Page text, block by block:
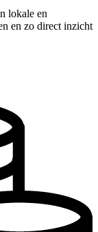
lokale en
en zo direct inzicht